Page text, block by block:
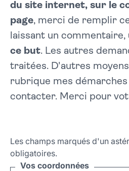
du site internet, sur le
page, merci de remplir
laissant un commentaire,
ce but. Les autres
traitées. D'autres
rubrique mes démarches
contacter. Merci pour
Les champs marqués d'un
obligatoires.
Vos coordonnées